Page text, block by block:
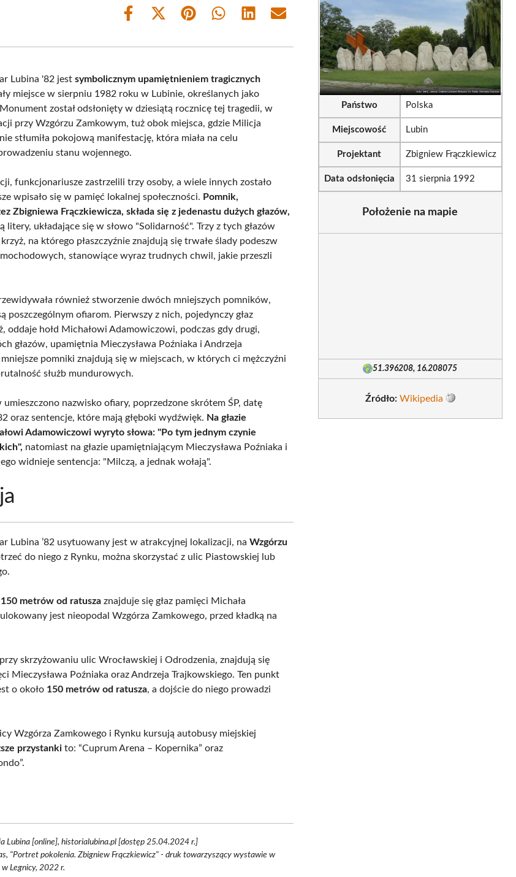
Share
Share
(Twitter)
Share Share Share Share
Lubina '82 jestsymbolicznym upamiętnieniem tragicznych
miejsce w sierpniu 1982 roku w Lubinie, określanych jako
został odsłonięty w dziesiątą rocznicę tej tragedii, w
przy Wzgórzu Zamkowym, tuż obok miejsca, gdzie Milicja
stłumiła pokojową manifestację, która miała na celu
stanu wojennego.
funkcjonariusze zastrzelili trzy osoby, a wiele innych zostało
wpisało się w pamięć lokalnej społeczności. Pomnik,
Zbigniewa Frączkiewicza, składa się z jedenastu dużych głazów,
litery, układające się w słowo "Solidarność". Trzy z tych głazów
na którego płaszczyźnie znajdują się trwałe ślady podeszw
stanowiące wyraz trudnych chwil, jakie przeszli
również stworzenie dwóch mniejszych pomników,
poszczególnym ofiarom. Pierwszy z nich, pojedynczy głaz
oddaje hołd Michałowi Adamowiczowi, podczas gdy drugi,
głazów, upamiętnia Mieczysława Poźniaka i Andrzeja
pomniki znajdują się w miejscach, w których ci mężczyźni
służb mundurowych.
umieszczono nazwisko ofiary, poprzedzone skrótem ŚP, datę
oraz sentencje, które mają głęboki wydźwięk. Na głazie
Adamowiczowi wyryto słowa: "Po tym jednym czynie
natomiast na głazie upamiętniającym Mieczysława Poźniaka i
widnieje sentencja: "Milczą, a jednak wołają".
Lubina ’82 usytuowany jest w atrakcyjnej lokalizacji, naWzgórzu
do niego z Rynku, można skorzystać z ulic Piastowskiej lub
150 metrów od ratusza znajduje się głaz pamięci Michała
jest nieopodal Wzgórza Zamkowego, przed kładką na
skrzyżowaniu ulic Wrocławskiej i Odrodzenia, znajdują się
Mieczysława Poźniaka oraz Andrzeja Trajkowskiego. Ten punkt
o około 150 metrów od ratusza, a dojście do niego prowadzi
Wzgórza Zamkowego i Rynku kursują autobusy miejskiej
przystanki to: “Cuprum Arena – Kopernika” oraz
Lubina [online], historialubina.pl [dostęp 25.04.2024 r.]
"Portret pokolenia. Zbigniew Frączkiewicz" - druk towarzyszący wystawie w
Legnicy, 2022 r.
Państwo Polska
Miejscowość Lubin
Projektant Zbigniew Frączkiewicz
Data odsłonięcia 31 sierpnia 1992
Położenie na mapie
51.396208, 16.208075
Źródło: Wikipedia